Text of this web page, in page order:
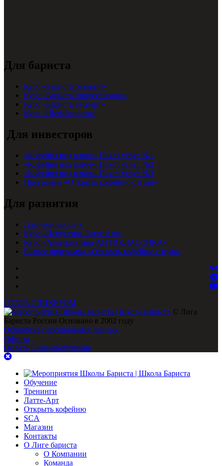
Для бариста
Курс «Бариста базовый»
Курс «Бариста профессионал»
Курс «Бариста эксперт»
Курс «Шеф-бариста»
Для инвесторов
«Кофейня под ключ». Пакет услуг №1
«Кофейня под ключ». Пакет услуг №2
«Кофейня под ключ». Пакет услуг №3
Программа «Открыть кофейню с нуля»
Для развития
Для начинающих
Курс «Искусство Латте Арт»
Курс «Альтернатива-АНТИКЛАССИКА»
Бизнес программа «Открыть кофейню с нуля»
СТАТЬ СПИКЕРОМ
© Лига
Бариста России Основано в 2002 году
Обработка персональных данных
Оферта
Оплата Онлайн-обучение
Обучение
Тренинги
Латте-Арт
Открыть кофейню
SCA
Магазин
Контакты
О Лиге бариста
О Компании
Команда